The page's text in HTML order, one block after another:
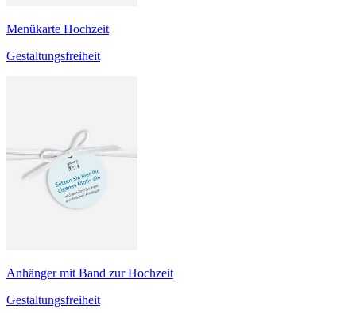
Menükarte Hochzeit
Gestaltungsfreiheit
Anhänger mit Band zur Hochzeit
Gestaltungsfreiheit